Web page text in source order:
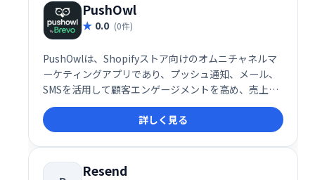
PushOwl
0.0 (0件)
PushOwlは、Shopifyストア向けのオムニチャネルマ
ーケティングアプリであり、プッシュ通知、メール、
SMSを活用して顧客エンゲージメントを高め、売上増
加に貢献します。
詳しく見る
Resend